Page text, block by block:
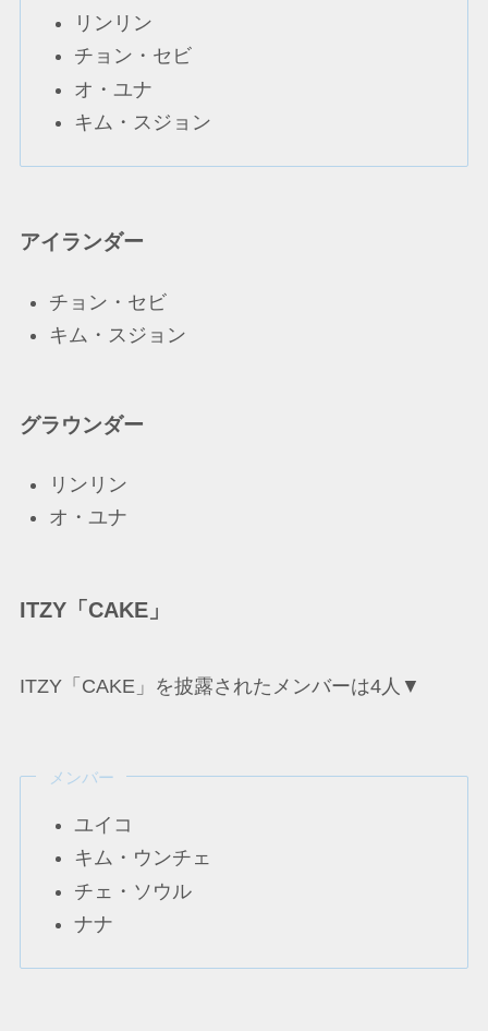
リンリン
チョン・セビ
オ・ユナ
キム・スジョン
アイランダー
チョン・セビ
キム・スジョン
グラウンダー
リンリン
オ・ユナ
ITZY「CAKE」
ITZY「CAKE」を披露されたメンバーは4人▼
メンバー
ユイコ
キム・ウンチェ
チェ・ソウル
ナナ